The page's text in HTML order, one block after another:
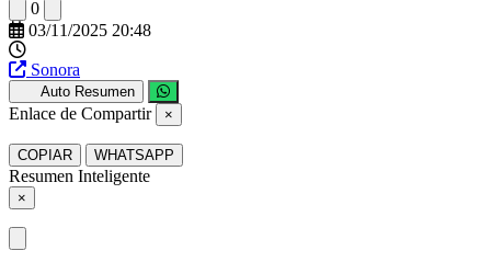
0
03/11/2025 20:48
Sonora
Auto Resumen
Enlace de Compartir ×
COPIAR WHATSAPP
Resumen Inteligente
×